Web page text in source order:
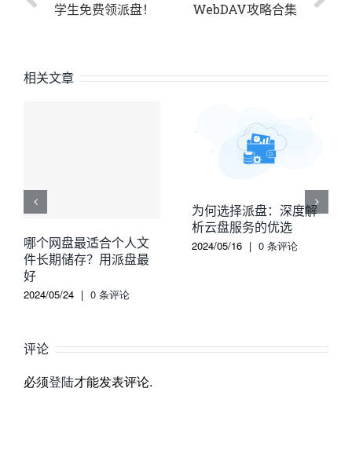
学生免费领派盘！
WebDAV攻略合集
相关文章
哪个网盘最适合个人文
件长期储存？用派盘最
好
2024/05/24 | 0 条评论
为何选择派盘：深度解
析云盘服务的优选
2024/05/16 | 0 条评论
评论
必须登陆才能发表评论.